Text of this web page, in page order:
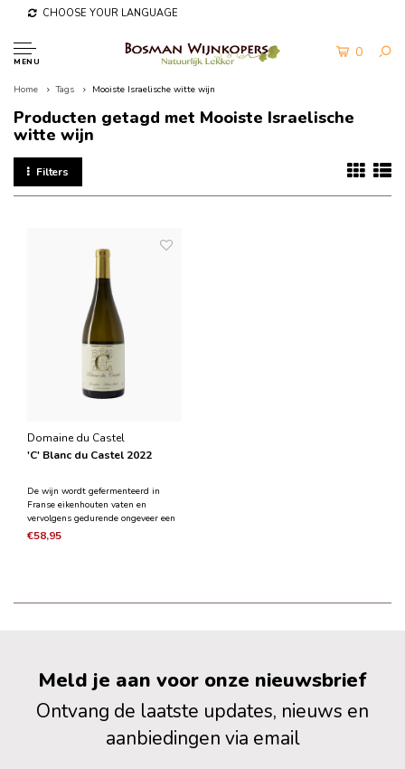
CHOOSE YOUR LANGUAGE
MENU
0
Home Tags Mooiste Israelische witte wijn
Producten getagd met Mooiste Israelische
witte wijn
Filters
Domaine du Castel
'C' Blanc du Castel 2022
De wijn wordt gefermenteerd in
Franse eikenhouten vaten en
vervolgens gedurende ongeveer een
jaar in zijn restsuikers gerijpt in
€58,95
Meld je aan voor onze nieuwsbrief
Ontvang de laatste updates, nieuws en
aanbiedingen via email